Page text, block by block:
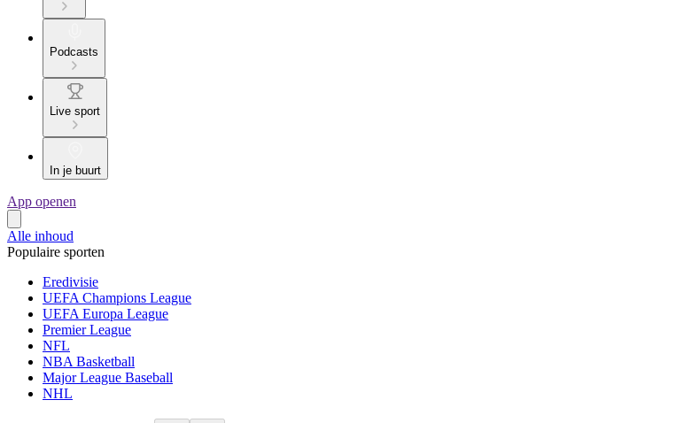
Podcasts
Live sport
In je buurt
App openen
Alle inhoud
Populaire sporten
Eredivisie
UEFA Champions League
UEFA Europa League
Premier League
NFL
NBA Basketball
Major League Baseball
NHL